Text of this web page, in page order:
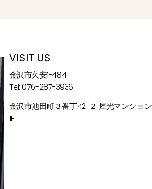
VISIT US
金沢市久安1-484
Tel: 076-287-3936
金沢市池田町３番丁42−２ 犀光マンション
1F